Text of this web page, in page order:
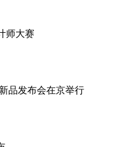
师大赛
品发布会在京举行